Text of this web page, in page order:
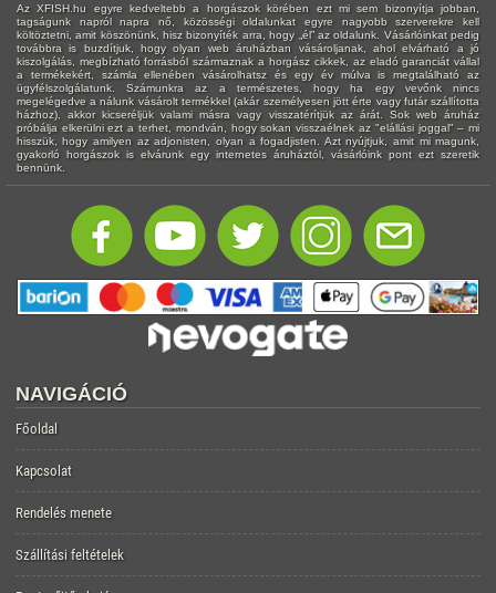
Az XFISH.hu egyre kedveltebb a horgászok körében ezt mi sem bizonyítja jobban,
tagságunk napról napra nő, közösségi oldalunkat egyre nagyobb szerverekre kell
költöztetni, amit köszönünk, hisz bizonyíték arra, hogy „él” az oldalunk. Vásárlóinkat pedig
továbbra is buzdítjuk, hogy olyan web áruházban vásároljanak, ahol elvárható a jó
kiszolgálás, megbízható forrásból származnak a horgász cikkek, az eladó garanciát vállal
a termékekért, számla ellenében vásárolhatsz és egy év múlva is megtalálható az
ügyfélszolgálatunk. Számunkra az a természetes, hogy ha egy vevőnk nincs
megelégedve a nálunk vásárolt termékkel (akár személyesen jött érte vagy futár szállította
házhoz), akkor kicseréljük valami másra vagy visszatérítjük az árát. Sok web áruház
próbálja elkerülni ezt a terhet, mondván, hogy sokan visszaélnek az "elállási joggal" – mi
hisszük, hogy amilyen az adjonisten, olyan a fogadjisten. Azt nyújtjuk, amit mi magunk,
gyakorló horgászok is elvárunk egy internetes áruháztól, vásárlóink pont ezt szeretik
bennünk.
NAVIGÁCIÓ
Főoldal
Kapcsolat
Rendelés menete
Szállítási feltételek